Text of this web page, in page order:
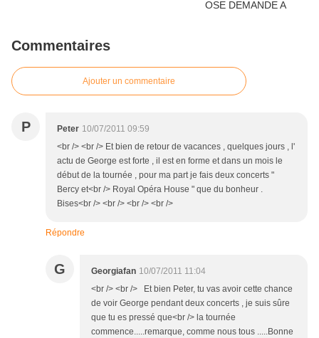
Commentaires
Ajouter un commentaire
P Peter 10/07/2011 09:59
<br /> <br /> Et bien de retour de vacances , quelques jours , l'
actu de George est forte , il est en forme et dans un mois le
début de la tournée , pour ma part je fais deux concerts "
Bercy et<br /> Royal Opéra House " que du bonheur .
Bises<br /> <br /> <br /> <br />
Répondre
G Georgiafan 10/07/2011 11:04
<br /> <br /> Et bien Peter, tu vas avoir cette chance
de voir George pendant deux concerts , je suis sûre
que tu es pressé que<br /> la tournée
commence.....remarque, comme nous tous .....Bonne